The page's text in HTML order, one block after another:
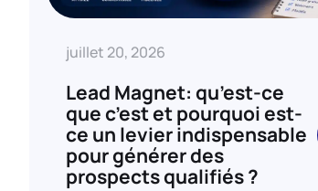
juillet 20, 2026
Lead Magnet: qu’est-ce
que c’est et pourquoi est-
ce un levier indispensable
pour générer des
prospects qualifiés ?